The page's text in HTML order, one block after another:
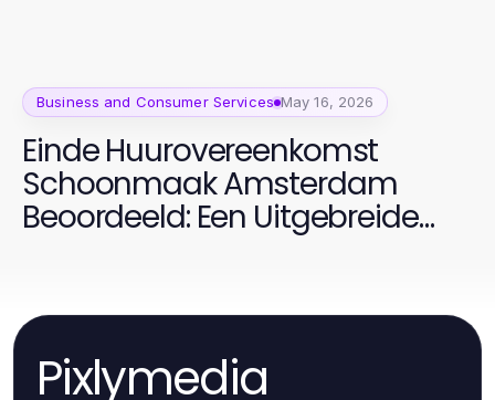
Business and Consumer Services May 16, 2026
Einde Huurovereenkomst
Schoonmaak Amsterdam
Beoordeeld: Een Uitgebreide
Pixlymedia